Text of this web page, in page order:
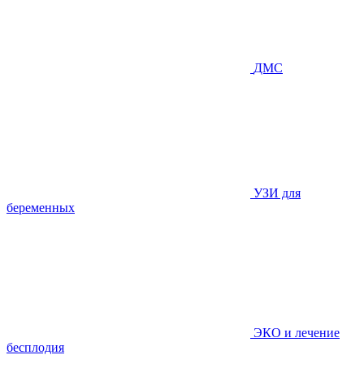
ДМС
УЗИ для
беременных
ЭКО и лечение
бесплодия